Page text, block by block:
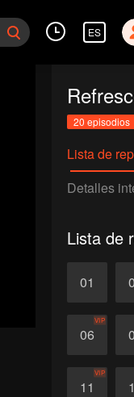
ES
20 episodios
Lista de
Detalles
Lista de
01
06
VIP
11
VIP